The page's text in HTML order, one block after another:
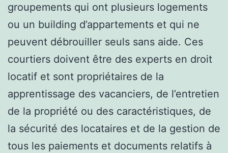
groupements qui ont plusieurs logements
ou un building d’appartements et qui ne
peuvent débrouiller seuls sans aide. Ces
courtiers doivent être des experts en droit
locatif et sont propriétaires de la
apprentissage des vacanciers, de l’entretien
de la propriété ou des caractéristiques, de
la sécurité des locataires et de la gestion de
tous les paiements et documents relatifs à